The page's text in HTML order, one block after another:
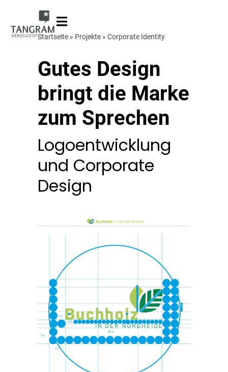
Startseite » Projekte » Corporate Identity
Gutes Design
bringt die Marke
zum Sprechen
Logoentwicklung
und Corporate
Design